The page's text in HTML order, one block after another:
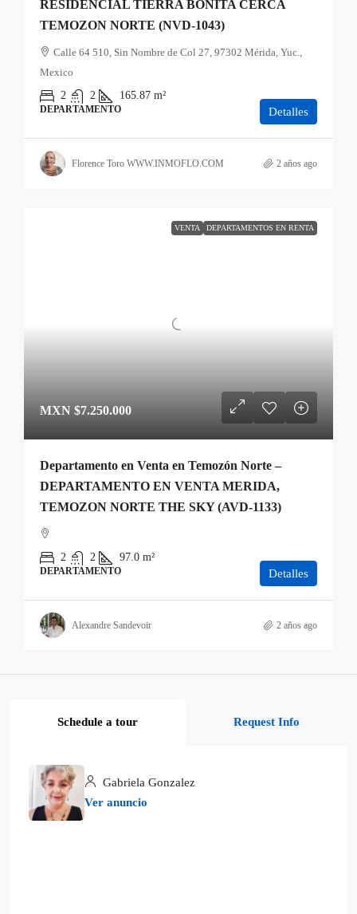
RESIDENCIAL TIERRA BONITA CERCA
TEMOZON NORTE (NVD-1043)
Calle 64 510, Sin Nombre de Col 27, 97302 Mérida, Yuc.,
Mexico
2
2 165.87 m²
DEPARTAMENTO Detalles
Florence Toro WWW.INMOFLO.COM 2 años ago
VENTA DEPARTAMENTOS EN RENTA
MXN $7.250.000
Departamento en Venta en Temozón Norte –
DEPARTAMENTO EN VENTA MERIDA,
TEMOZON NORTE THE SKY (AVD-1133)
2 2 97.0 m²
DEPARTAMENTO Detalles
Alexandre Sandevoir 2 años ago
Schedule a tour Request Info
Gabriela Gonzalez
Ver anuncio